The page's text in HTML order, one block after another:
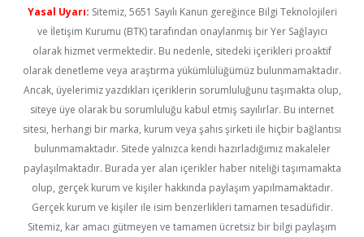
Yasal Uyarı: Sitemiz, 5651 Sayılı Kanun gereğince Bilgi Teknolojileri
ve İletişim Kurumu (BTK) tarafından onaylanmış bir Yer Sağlayıcı
olarak hizmet vermektedir. Bu nedenle, sitedeki içerikleri proaktif
olarak denetleme veya araştırma yükümlülüğümüz bulunmamaktadır.
Ancak, üyelerimiz yazdıkları içeriklerin sorumluluğunu taşımakta olup,
siteye üye olarak bu sorumluluğu kabul etmiş sayılırlar. Bu internet
sitesi, herhangi bir marka, kurum veya şahıs şirketi ile hiçbir bağlantısı
bulunmamaktadır. Sitede yalnızca kendi hazırladığımız makaleler
paylaşılmaktadır. Burada yer alan içerikler haber niteliği taşımamakta
olup, gerçek kurum ve kişiler hakkında paylaşım yapılmamaktadır.
Gerçek kurum ve kişiler ile isim benzerlikleri tamamen tesadüfidir.
Sitemiz, kar amacı gütmeyen ve tamamen ücretsiz bir bilgi paylaşım